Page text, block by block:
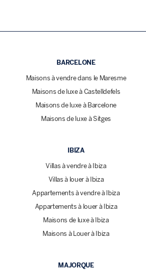
BARCELONE
Maisons à vendre dans le Maresme
Maisons de luxe à Castelldefels
Maisons de luxe à Barcelone
Maisons de luxe à Sitges
IBIZA
Villas à vendre à Ibiza
Villas à louer à Ibiza
Appartements à vendre à Ibiza
Appartements à louer à Ibiza
Maisons de luxe à Ibiza
Maisons à Louer à Ibiza
MAJORQUE